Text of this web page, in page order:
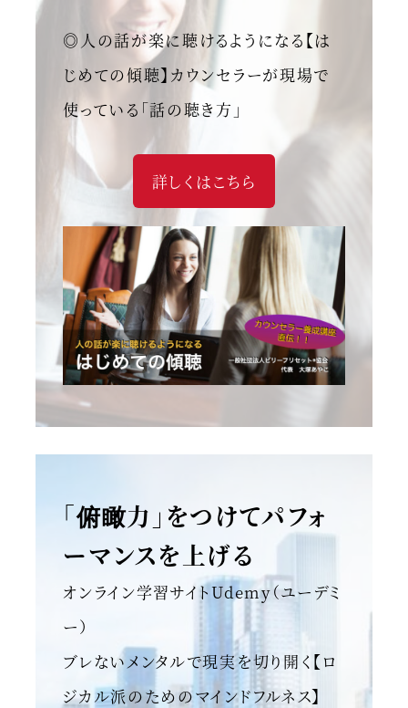
◎人の話が楽に聴けるようになる【は
じめての傾聴】カウンセラーが現場で
使っている「話の聴き方」
詳しくはこちら
「俯瞰力」をつけてパフォ
ーマンスを上げる
オンライン学習サイトUdemy（ユーデミ
ー）
ブレないメンタルで現実を切り開く【ロ
ジカル派のためのマインドフルネス】